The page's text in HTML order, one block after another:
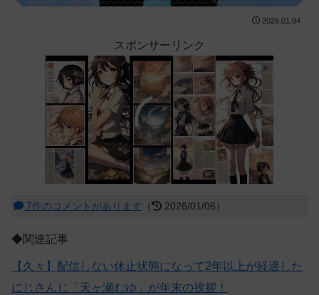
2026.01.04
スポンサーリンク
7件のコメントがあります （ 2026/01/06）
◆関連記事
【久々】配信しない休止状態になって2年以上が経過した
にじさんじ「天ヶ瀬むゆ」が年末の挨拶！